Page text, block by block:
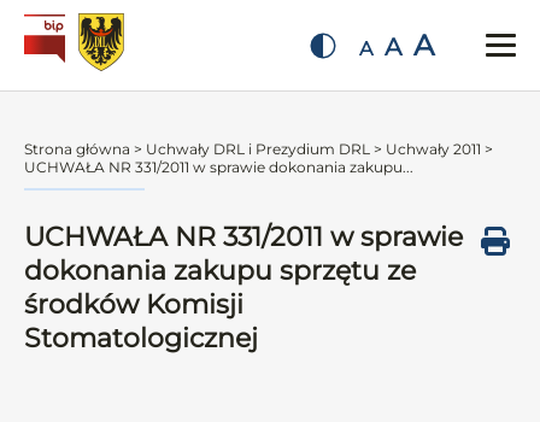
A A A
Strona główna > Uchwały DRL i Prezydium DRL > Uchwały 2011 >
UCHWAŁA NR 331/2011 w sprawie dokonania zakupu...
UCHWAŁA NR 331/2011 w sprawie
dokonania zakupu sprzętu ze
środków Komisji
Stomatologicznej